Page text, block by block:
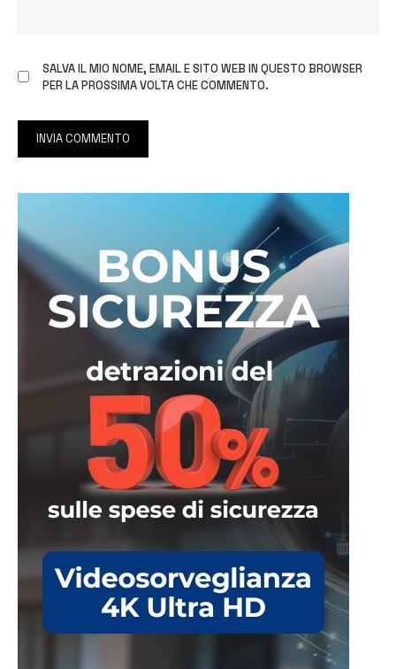
SALVA IL MIO NOME, EMAIL E SITO WEB IN QUESTO BROWSER
PER LA PROSSIMA VOLTA CHE COMMENTO.